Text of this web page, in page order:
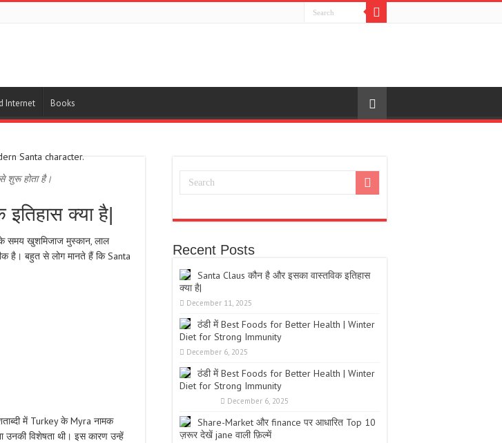
Internet Books
शुरू होता है।
क्या है|
समय खुशमिजाज मुस्कान, लाल
है। बहुत से लोग मानते हैं कि Santa
में Turkey के Myra नामक
उनकी विशेषता थी। इस कारण उन्हें
Recent Posts
Santa Claus कौन है और इसका वास्तविक इतिहास
क्या है|
December 11, 2025
ठंडी में Best Foods for Better Health | Winter
Diet for Strong Immunity
December 6, 2025
ठंडी में Best Foods for Better Health | Winter
Diet for Strong Immunity
December 6, 2025
Share-Market और finance पर आधारित Top 10
ज़रूर देखें jane वाली फ़िल्में